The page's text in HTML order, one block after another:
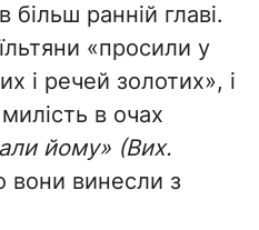
більш ранній главі.
«просили у
і речей золотих», і
в очах
йому» (Вих.
вони винесли з